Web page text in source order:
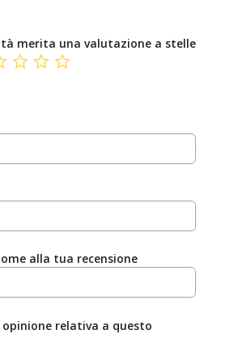
merita una valutazione a stelle
alla tua recensione
relativa a questo